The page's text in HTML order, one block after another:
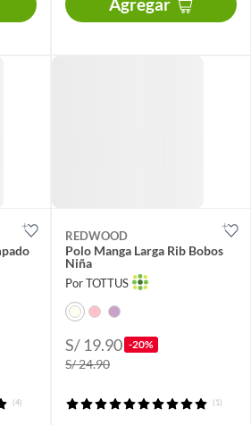
Agregar
(4)
REDWOOD
Polo Manga Larga Rib Bobos
Niña
Por TOTTUS
S/ 19.90 -20%
S/ 24.90
(1)